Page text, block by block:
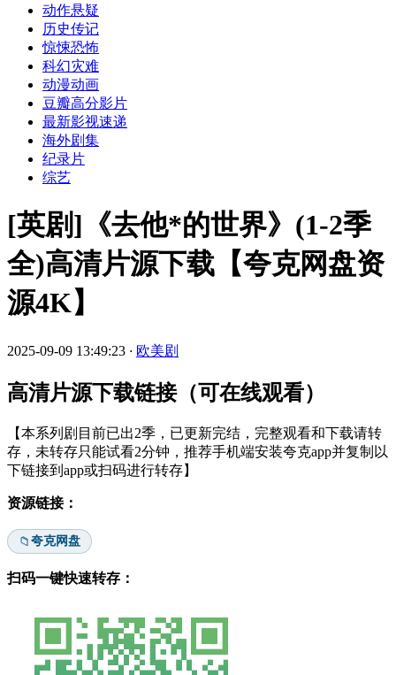
动作悬疑
历史传记
惊悚恐怖
科幻灾难
动漫动画
豆瓣高分影片
最新影视速递
海外剧集
纪录片
综艺
[英剧]《去他*的世界》(1-2季
全)高清片源下载【夸克网盘资
源4K】
2025-09-09 13:49:23 · 欧美剧
高清片源下载链接（可在线观看）
【本系列剧目前已出2季，已更新完结，完整观看和下载请转
存，未转存只能试看2分钟，推荐手机端安装夸克app并复制以
下链接到app或扫码进行转存】
资源链接：
📁夸克网盘
扫码一键快速转存：